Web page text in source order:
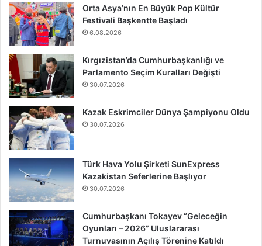
Orta Asya’nın En Büyük Pop Kültür
Festivali Başkentte Başladı
6.08.2026
Kırgızistan’da Cumhurbaşkanlığı ve
Parlamento Seçim Kuralları Değişti
30.07.2026
Kazak Eskrimciler Dünya Şampiyonu Oldu
30.07.2026
Türk Hava Yolu Şirketi SunExpress
Kazakistan Seferlerine Başlıyor
30.07.2026
Cumhurbaşkanı Tokayev “Geleceğin
Oyunları – 2026” Uluslararası
Turnuvasının Açılış Törenine Katıldı